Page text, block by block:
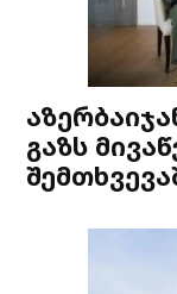
გაზს